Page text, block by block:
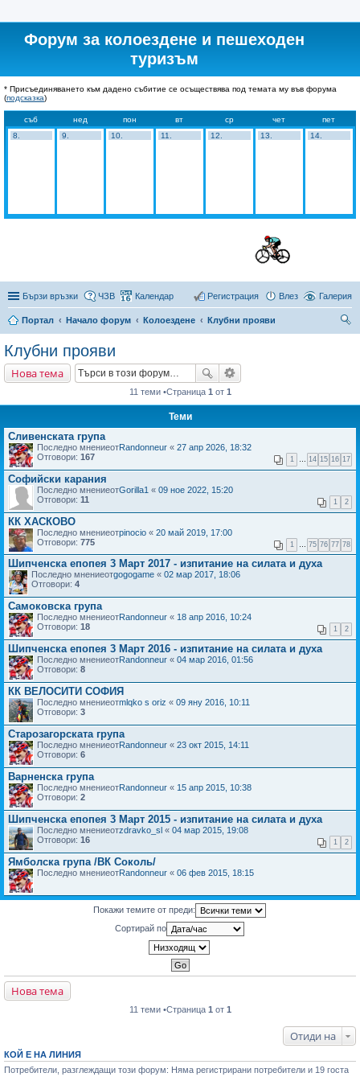
Форум за колоездене и пешеходен
туризъм
* Присъединяването към дадено събитие се осъществява под темата му във форума
(подсказка)
съб нед пон вт ср чет
пет
8.
9. 10. 11. 12. 13. 14.
Бързи връзки Галерия
ЧЗВ Календар Влез
Регистрация
Портал Начало форум Колоездене
Клубни прояви
Клубни прояви
Нова тема
11 теми •Страница 1 от 1
Теми
Сливенската група
Последно мнениеотRandonneur « 27 апр 2026, 18:32
Отговори: 167 1 … 14 15 16 17
Софийски карания
Последно мнениеотGorilla1 « 09 ное 2022, 15:20
Отговори: 11 1 2
КК ХАСКОВО
Последно мнениеотpinocio « 20 май 2019, 17:00
Отговори: 775 1 … 75 76 77 78
Шипченска епопея 3 Март 2017 - изпитание на силата и духа
Последно мнениеотgogogame « 02 мар 2017, 18:06
Отговори: 4
Самоковска група
Последно мнениеотRandonneur « 18 апр 2016, 10:24
Отговори: 18 1 2
Шипченска епопея 3 Март 2016 - изпитание на силата и духа
Последно мнениеотRandonneur « 04 мар 2016, 01:56
Отговори: 8
КК ВЕЛОСИТИ СОФИЯ
Последно мнениеотmlqko s oriz « 09 яну 2016, 10:11
Отговори: 3
Старозагорската група
Последно мнениеотRandonneur « 23 окт 2015, 14:11
Отговори: 6
Варненска група
Последно мнениеотRandonneur « 15 апр 2015, 10:38
Отговори: 2
Шипченска епопея 3 Март 2015 - изпитание на силата и духа
Последно мнениеотzdravko_sl « 04 мар 2015, 19:08
Отговори: 16 1 2
Ямболска група /ВК Соколь/
Последно мнениеотRandonneur « 06 фев 2015, 18:15
Покажи темите от преди:
Сортирай по
Нова тема
11 теми •Страница 1 от 1
Отиди на
КОЙ Е НА ЛИНИЯ
Потребители, разглеждащи този форум: Няма регистрирани потребители и 19 госта